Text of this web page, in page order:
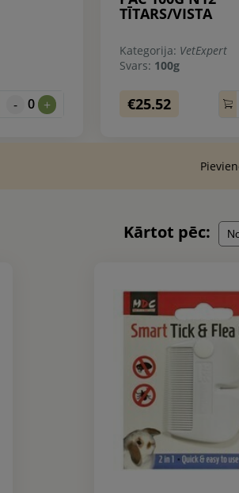
- 0 +
TĪTARS/VISTA
Kategorija: VetExpert
Svars: 100g
€25.52
Kārtot pēc: